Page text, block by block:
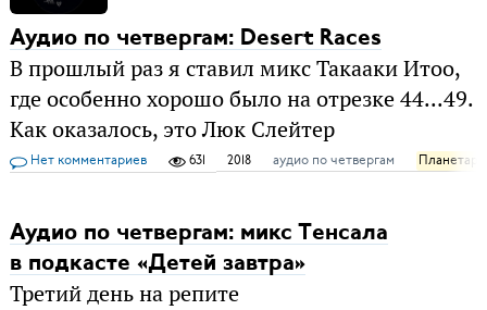
Аудио по четвергам: Desert Races
В прошлый раз я ставил микс Такааки Итоо,
где особенно хорошо было на отрезке 44...49.
Как оказалось, это Люк Слейтер
Нет комментариев 631 2018 аудио по четвергам
Аудио по четвергам: микс Тенсала
в подкасте «Детей завтра»
Третий день на репите